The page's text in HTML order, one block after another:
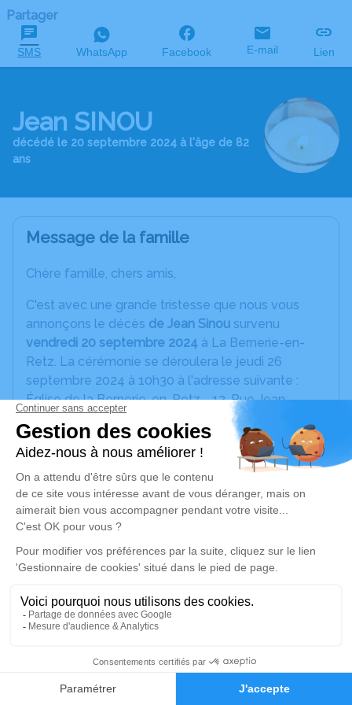
Faire-part Hommages
Partager
SMS WhatsApp Facebook E-mail Lien
Jean SINOU
décédé le 20 septembre 2024 à l'âge de 82
ans
Message de la famille
Chère famille, chers amis,
C'est avec une grande tristesse que nous vous
annonçons le décès de Jean Sinou survenu
vendredi 20 septembre 2024 à La Bernerie-en-
Retz. La cérémonie se déroulera le jeudi 26
septembre 2024 à 10h30 à l'adresse suivante :
Église de la Bernerie-en-Retz - 12, Rue Jean
Duplessis - 44760 La Bernerie-en-Retz.
Cet espace privé est destiné à recueillir vos
condoléances ou le souvenir d’un moment passé.
Un service de plantation d’arbre hommage est
disponible ici.
Je rends hommage
Cérémonie religieuse
Église de La Bernerie-en-Retz
12, Rue Jean Duplessis
44760 La Bernerie-en-Retz